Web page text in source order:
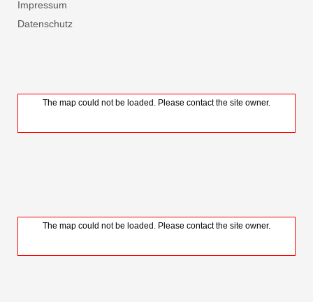
Impressum
Datenschutz
The map could not be loaded. Please contact the site owner.
The map could not be loaded. Please contact the site owner.